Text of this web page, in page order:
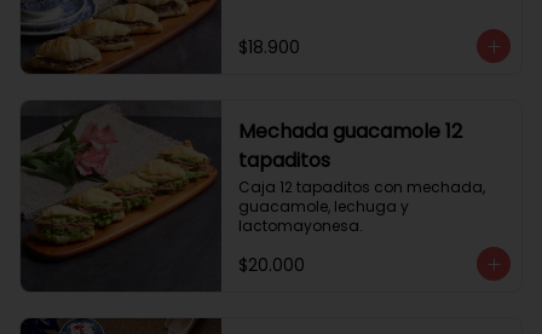
$18.900
Mechada guacamole 12
tapaditos
Caja 12 tapaditos con mechada,
guacamole, lechuga y
lactomayonesa.
$20.000